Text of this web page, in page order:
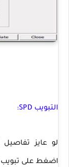
التبويب SPD:
لو عايز
اضغط على تبويب SPD.